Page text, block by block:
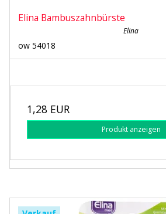
Elina Bambuszahnbürste
Elina
ow 54018
1,28 EUR
Produkt anzeigen